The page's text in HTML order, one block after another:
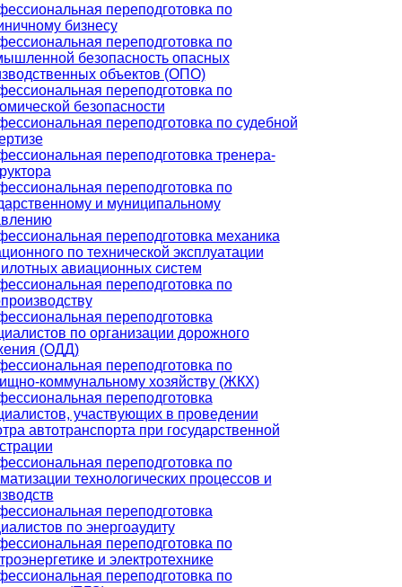
переподготовка по
бизнесу
переподготовка по
безопасность опасных
объектов (ОПО)
переподготовка по
безопасности
переподготовка по судебной
переподготовка тренера-
переподготовка по
и муниципальному
переподготовка механика
по технической эксплуатации
авиационных систем
переподготовка по
переподготовка
по организации дорожного
(ОДД)
переподготовка по
коммунальному хозяйству (ЖКХ)
переподготовка
участвующих в проведении
автотранспорта при государственной
переподготовка по
технологических процессов и
переподготовка
по энергоаудиту
переподготовка по
и электротехнике
переподготовка по